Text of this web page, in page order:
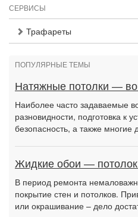
СЕРВИСЫ
Трафареты
ПОПУЛЯРНЫЕ ТЕМЫ
Натяжные потолки —
Наиболее часто задаваемые
разновидности, подготовка к
безопасность, а также многие
Жидкие обои —
В период ремонта
покрытие стен и потолков.
или окрашивание – дело